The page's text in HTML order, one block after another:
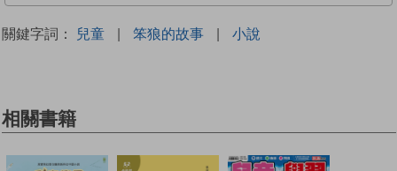
關鍵字詞： 兒童 | 笨狼的故事 | 小說
相關書籍